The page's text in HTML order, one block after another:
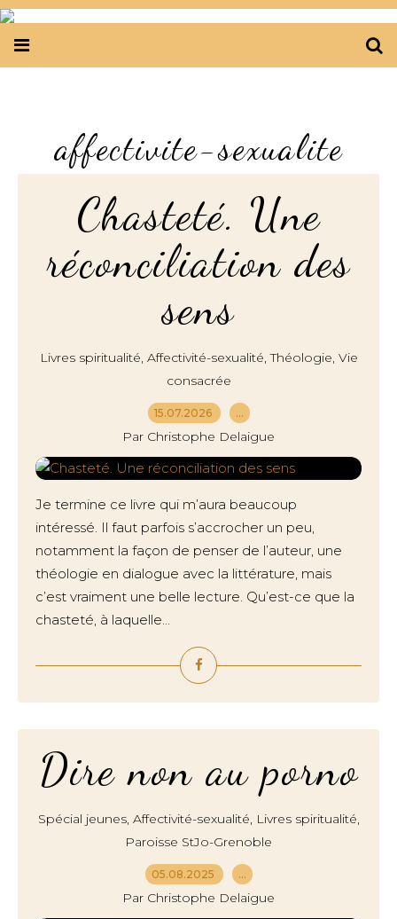
affectivite-sexualite
Chasteté. Une
réconciliation des
sens
Livres spiritualité, Affectivité-sexualité,Théologie, Vie
consacrée
15.07.2026 …
Par Christophe Delaigue
Je termine ce livre qui m’aura beaucoup
intéressé. Il faut parfois s’accrocher un peu,
notamment la façon de penser de l’auteur, une
théologie en dialogue avec la littérature, mais
c’est vraiment une belle lecture. Qu’est-ce que la
chasteté, à laquelle...
Dire non au porno
Spécial jeunes, Affectivité-sexualité, Livres spiritualité,
Paroisse StJo-Grenoble
05.08.2025 …
Par Christophe Delaigue